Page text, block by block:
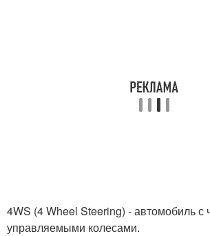
4WS (4 Wheel Steering) - автомобиль с
управляемыми колесами.